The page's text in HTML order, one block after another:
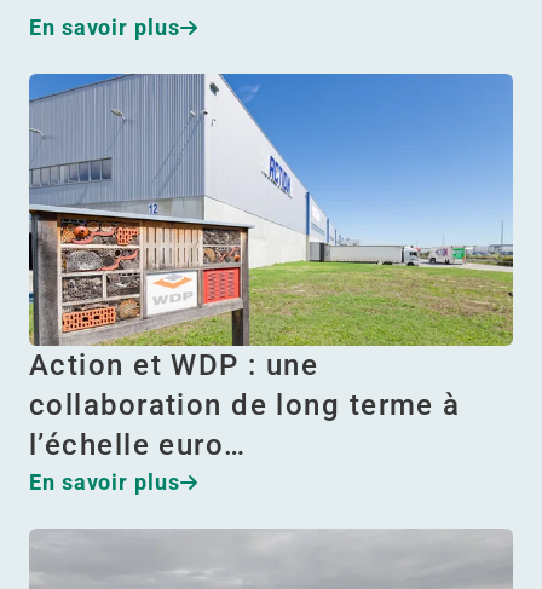
En savoir plus
Action et WDP : une
collaboration de long terme à
l’échelle euro…
En savoir plus